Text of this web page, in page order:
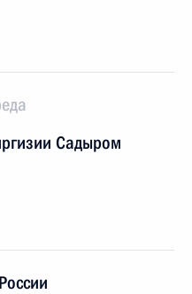
Садыром